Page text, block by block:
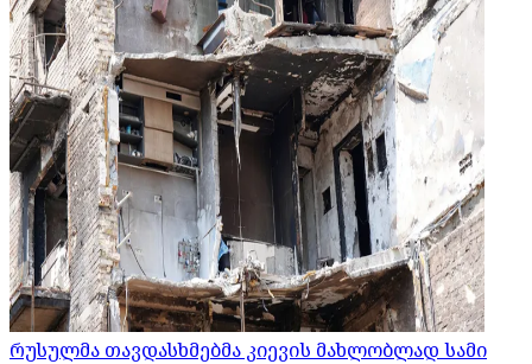
რუსულმა თავდასხმებმა კიევის მახლობლად სამი